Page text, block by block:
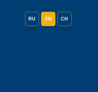
RU EN CH